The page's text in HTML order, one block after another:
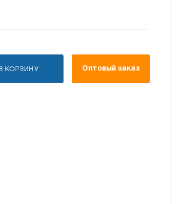
В КОРЗИНУ Оптовый заказ